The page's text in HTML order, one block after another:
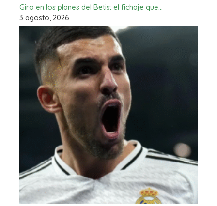
Giro en los planes del Betis: el fichaje que…
3 agosto, 2026